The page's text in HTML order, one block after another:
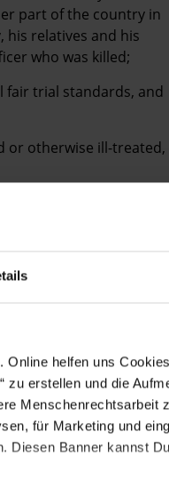
helfen uns
zu erstellen und die
Menschenrechtsarbeit
für Marketing und
Diesen Banner kannst
part of the country in
his relatives and his
who was killed;
fair trial standards, and
or otherwise ill-treated,
is a prisoner of
wegen seines
und
gelassen werden.
Azimzhan Askarov
zu gewährleisten